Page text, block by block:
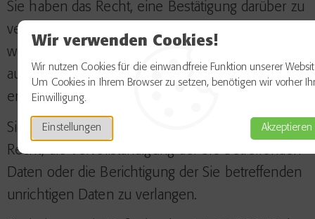
Wir verwenden Cookies!
Wir nutzen Cookies für die einwandfreie Funktion unserer
Um Cookies in Ihrem Browser zu setzen, benötigen wir vorher
Einwilligung.
Einstellungen Akzeptieren
Sie haben das Recht, eine Bestätigung darüber zu
verlangen, ob betreffende Daten verarbeitet
werden und auf Auskunft über diese Daten sowie
auf weitere Informationen und Kopie der Daten
entsprechend Art. 15 DSGVO.
Sie haben entsprechend. Art. 16 DSGVO das
Recht, die Vervollständigung der Sie betreffenden
Daten oder die Berichtigung der Sie betreffenden
unrichtigen Daten zu verlangen.